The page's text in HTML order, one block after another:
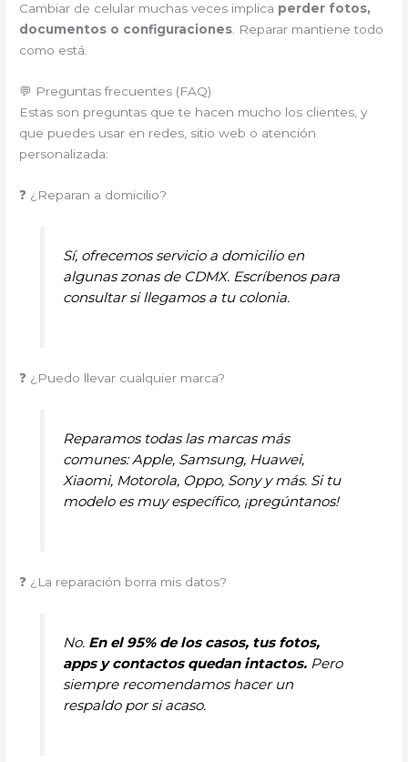
Cambiar de celular muchas veces implica perder fotos,
documentos o configuraciones. Reparar mantiene todo
como está.
💬 Preguntas frecuentes (FAQ)
Estas son preguntas que te hacen mucho los clientes, y
que puedes usar en redes, sitio web o atención
personalizada:
❓ ¿Reparan a domicilio?
Sí, ofrecemos servicio a domicilio en
algunas zonas de CDMX. Escríbenos para
consultar si llegamos a tu colonia.
❓ ¿Puedo llevar cualquier marca?
Reparamos todas las marcas más
comunes: Apple, Samsung, Huawei,
Xiaomi, Motorola, Oppo, Sony y más. Si tu
modelo es muy específico, ¡pregúntanos!
❓ ¿La reparación borra mis datos?
No. En el 95% de los casos, tus fotos,
apps y contactos quedan intactos.Pero
siempre recomendamos hacer un
respaldo por si acaso.